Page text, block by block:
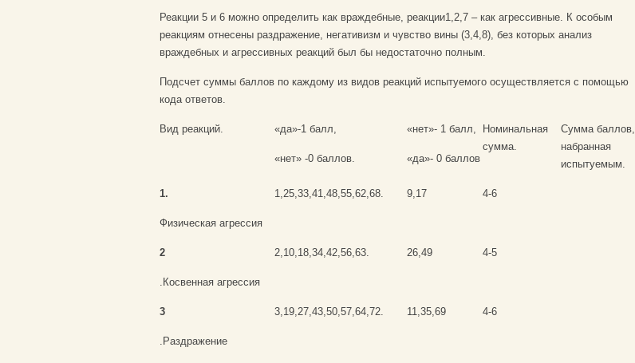
Реакции 5 и 6 можно определить как враждебные, реакции1,2,7 – как агрессивные. К особым
реакциям отнесены раздражение, негативизм и чувство вины (3,4,8), без которых анализ
враждебных и агрессивных реакций был бы недостаточно полным.
Подсчет суммы баллов по каждому из видов реакций испытуемого осуществляется с помощью
кода ответов.
Вид реакций. «да»-1 балл,
«нет» -0 баллов.
«нет»- 1 балл,
«да»- 0 баллов
Номинальная
сумма.
Сумма баллов,
набранная
испытуемым.
1.
Физическая агрессия
1,25,33,41,48,55,62,68. 9,17 4-6
2
.Косвенная агрессия
2,10,18,34,42,56,63. 26,49 4-5
3
.Раздражение
3,19,27,43,50,57,64,72. 11,35,69 4-6